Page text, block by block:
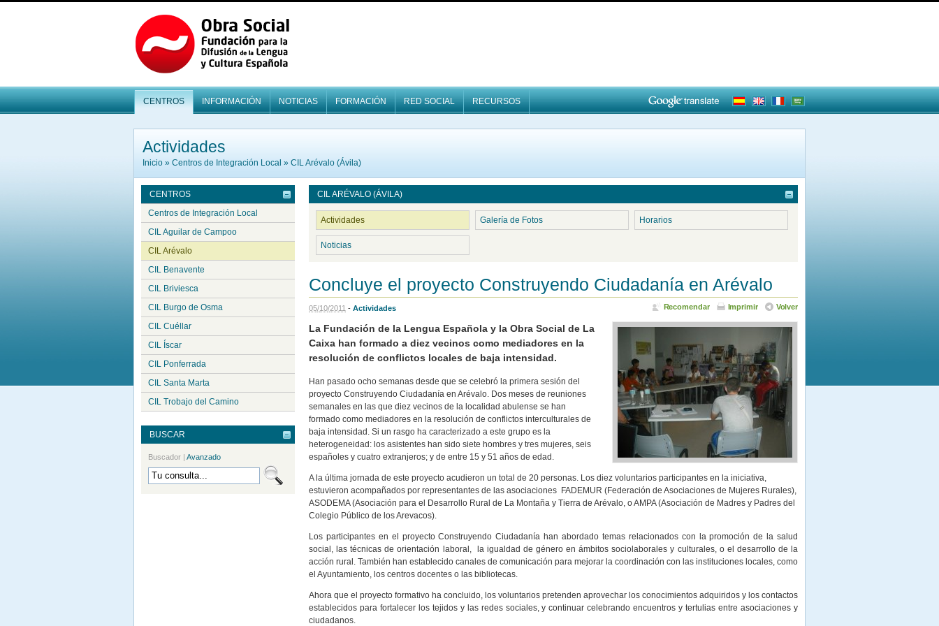
CENTROS INFORMACIÓN NOTICIAS FORMACIÓN RED SOCIAL RECURSOS
Actividades
Inicio » Centros de Integración Local » CIL Arévalo (Ávila)
CENTROS
Centros de Integración Local
CIL Aguilar de Campoo
CIL Arévalo
CIL Benavente
CIL Briviesca
CIL Burgo de Osma
CIL Cuéllar
CIL Íscar
CIL Ponferrada
CIL Santa Marta
CIL Trobajo del Camino
BUSCAR
Buscador | Avanzado
CIL ARÉVALO (ÁVILA)
Actividades Galería de Fotos Horarios
Noticias
Concluye el proyecto Construyendo Ciudadanía en Arévalo
Volver
Imprimir
Recomendar
05/10/2011 - Actividades
La Fundación de la Lengua Española y la Obra Social de La
Caixa han formado a diez vecinos como mediadores en la
resolución de conflictos locales de baja intensidad.
Han pasado ocho semanas desde que se celebró la primera sesión del
proyecto Construyendo Ciudadanía en Arévalo. Dos meses de reuniones
semanales en las que diez vecinos de la localidad abulense se han
formado como mediadores en la resolución de conflictos interculturales de
baja intensidad. Si un rasgo ha caracterizado a este grupo es la
heterogeneidad: los asistentes han sido siete hombres y tres mujeres, seis
españoles y cuatro extranjeros; y de entre 15 y 51 años de edad.
A la última jornada de este proyecto acudieron un total de 20 personas. Los diez voluntarios participantes en la iniciativa,
estuvieron acompañados por representantes de las asociaciones FADEMUR (Federación de Asociaciones de Mujeres Rurales),
ASODEMA (Asociación para el Desarrollo Rural de La Montaña y Tierra de Arévalo, o AMPA (Asociación de Madres y Padres del
Colegio Público de los Arevacos).
Los participantes en el proyecto Construyendo Ciudadanía han abordado temas relacionados con la promoción de la salud
social, las técnicas de orientación laboral, la igualdad de género en ámbitos sociolaborales y culturales, o el desarrollo de la
acción rural. También han establecido canales de comunicación para mejorar la coordinación con las instituciones locales, como
el Ayuntamiento, los centros docentes o las bibliotecas.
Ahora que el proyecto formativo ha concluido, los voluntarios pretenden aprovechar los conocimientos adquiridos y los contactos
establecidos para fortalecer los tejidos y las redes sociales, y continuar celebrando encuentros y tertulias entre asociaciones y
ciudadanos.